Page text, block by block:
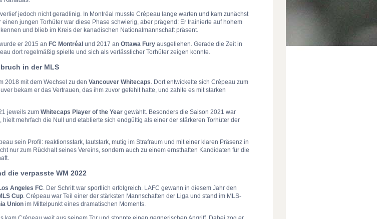
jedoch nicht geradlinig. In Montréal musste Crépeau lange warten und kam zunächst
einen jungen Torhüter war diese Phase schwierig, aber prägend: Er trainierte auf hohem
und blieb im Kreis der kanadischen Nationalmannschaft präsent.
er 2015 an FC Montréal und 2017 an Ottawa Fury ausgeliehen. Gerade die Zeit in
dort regelmäßig spielte und sich als verlässlicher Torhüter zeigen konnte.
in der MLS
2018 mit dem Wechsel zu den Vancouver Whitecaps. Dort entwickelte sich Crépeau zum
bekam er das Vertrauen, das ihm zuvor gefehlt hatte, und zahlte es mit starken
jeweils zum Whitecaps Player of the Year gewählt. Besonders die Saison 2021 war
hielt mehrfach die Null und etablierte sich endgültig als einer der stärkeren Torhüter der
sein Profil: reaktionsstark, lautstark, mutig im Strafraum und mit einer klaren Präsenz in
nur zum Rückhalt seines Vereins, sondern auch zu einem ernsthaften Kandidaten für die
die verpasste WM 2022
Angeles FC. Der Schritt war sportlich erfolgreich. LAFC gewann in diesem Jahr den
Cup. Crépeau war Teil einer der stärksten Mannschaften der Liga und stand im MLS-
Union im Mittelpunkt eines dramatischen Moments.